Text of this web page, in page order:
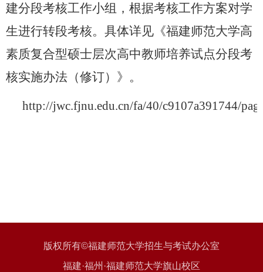
建分段考核工作小组，根据考核工作方案对学
生进行转段考核。具体详见《福建师范大学高
素质复合型硕士层次高中教师培养试点分段考
核实施办法（修订）》。
http://jwc.fjnu.edu.cn/fa/40/c9107a391744/
版权所有©福建师范大学招生与考试办公室
福建·福州·福建师范大学旗山校区